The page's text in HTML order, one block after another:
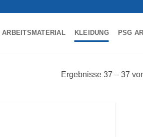
ARBEITSMATERIAL KLEIDUNG PSG
Ergebnisse 37 – 37